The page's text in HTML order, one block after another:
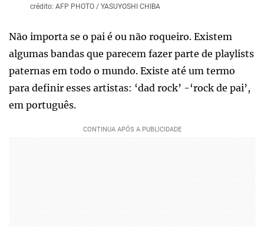
crédito: AFP PHOTO / YASUYOSHI CHIBA
Não importa se o pai é ou não roqueiro. Existem
algumas bandas que parecem fazer parte de playlists
paternas em todo o mundo. Existe até um termo
para definir esses artistas: ‘dad rock’ -‘rock de pai’,
em português.